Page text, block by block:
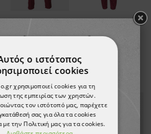
ΑΓΌΡΑΣΑΝ ΑΥΤΌ ΤΟ
ΕΠΊΣΗΣ:
ο ιστότοπος
cookies
χρησιμοποιεί cookies για τη
της εμπειρίας των χρηστών.
τον ιστότοπό μας, παρέχετε
σας για όλα τα cookies
την Πολιτική μας για τα cookies.